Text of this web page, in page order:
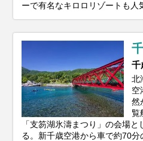
ーで有名なキロロリゾートも人
千
北
空
然
覧
「支笏湖氷濤まつり」の会場
る。新千歳空港から車で約70